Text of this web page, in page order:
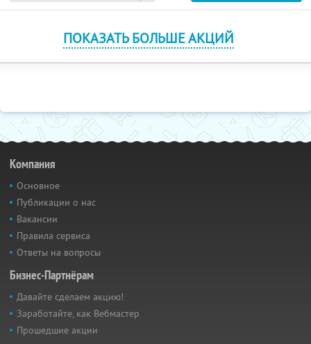
ПОКАЗАТЬ БОЛЬШЕ АКЦИЙ
Компания
Основное
Публикации о нас
Вакансии
Правила сервиса
Ответы на вопросы
Бизнес-Партнёрам
Давайте сделаем акцию!
Заработайте, как Вебмастер
Прошедшие акции